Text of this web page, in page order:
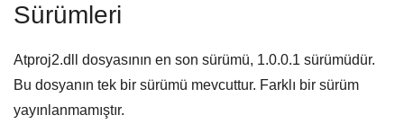
Sürümleri
Atproj2.dll dosyasının en son sürümü, 1.0.0.1 sürümüdür.
Bu dosyanın tek bir sürümü mevcuttur. Farklı bir sürüm
yayınlanmamıştır.